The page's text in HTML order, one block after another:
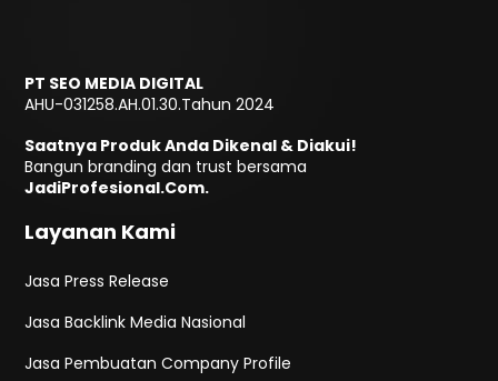
PT SEO MEDIA DIGITAL
AHU-031258.AH.01.30.Tahun 2024
Saatnya Produk Anda Dikenal & Diakui!
Bangun branding dan trust bersama
JadiProfesional.Com.
Layanan Kami
Jasa Press Release
Jasa Backlink Media Nasional
Jasa Pembuatan Company Profile